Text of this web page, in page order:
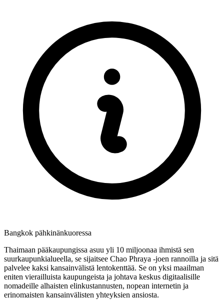
Bangkok pähkinänkuoressa
Thaimaan pääkaupungissa asuu yli 10 miljoonaa ihmistä sen
suurkaupunkialueella, se sijaitsee Chao Phraya -joen rannoilla ja sitä
palvelee kaksi kansainvälistä lentokenttää. Se on yksi maailman
eniten vierailluista kaupungeista ja johtava keskus digitaalisille
nomadeille alhaisten elinkustannusten, nopean internetin ja
erinomaisten kansainvälisten yhteyksien ansiosta.